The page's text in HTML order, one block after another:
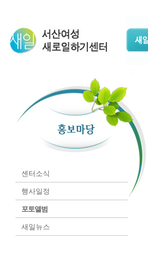
센터소식
행사일정
포토앨범
새일뉴스